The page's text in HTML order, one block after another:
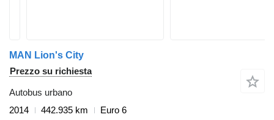
MAN Lion's City
Prezzo su richiesta
Autobus urbano
2014
442.935 km
Euro 6